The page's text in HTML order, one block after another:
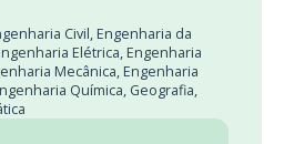
Civil, Engenharia da
Elétrica, Engenharia
Mecânica, Engenharia
Química, Geografia,